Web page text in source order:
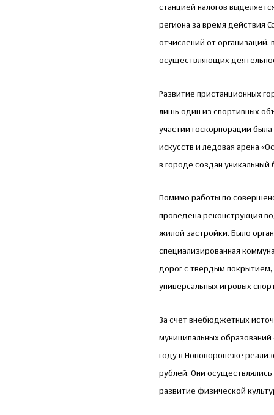
станцией налогов
региона за время действия
отчислений от
осуществляющих
Развитие пристанционных
лишь один из спортивных
участии госкорпорации
искусств и ледовая арена
в городе создан
Помимо работы по
проведена реконструкция
жилой застройки. Было
специализированная
дорог с твердым покрытием,
универсальных игровых
За счет внебюджетных
муниципальных
году в Нововоронеже
рублей. Они осуществлялись
развитие физической